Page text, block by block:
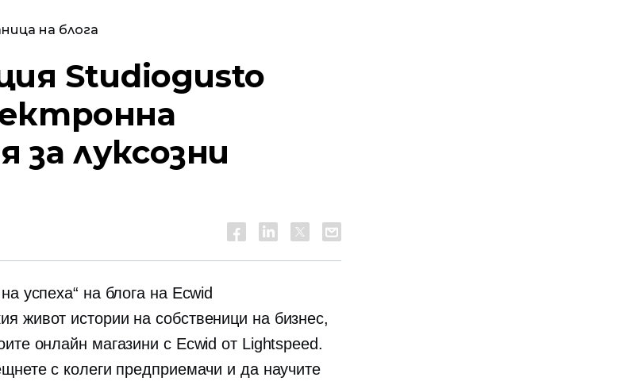
на блога
Studiogusto
за луксозни
успеха“ на блога на Ecwid
живот истории на собственици на бизнес,
онлайн магазини с Ecwid от Lightspeed.
с колеги предприемачи и да научите